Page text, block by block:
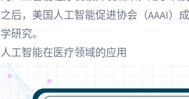
之后， 美国人工智能促进协会 （AAAI
学研究。
人工智能在医疗领域的应用